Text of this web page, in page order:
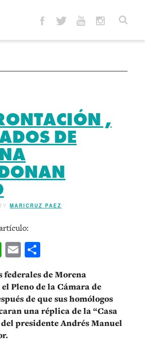
,
DE
MARICRUZ PAEZ
WhatsApp
Email
federales de Morena
Pleno de la Cámara de
de que sus homólogos
una réplica de la “Casa
presidente Andrés Manuel